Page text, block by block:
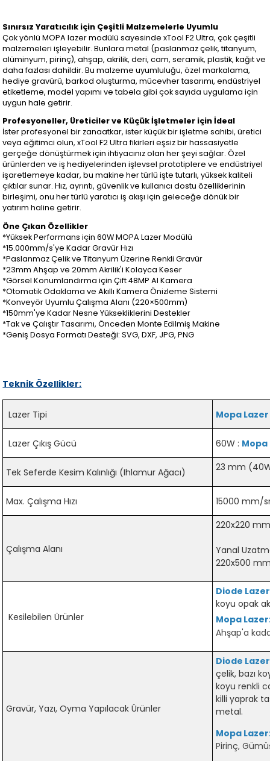
Sınırsız Yaratıcılık için Çeşitli Malzemelerle Uyumlu
Çok yönlü MOPA lazer modülü sayesinde xTool F2 Ultra, çok çeşitli
malzemeleri işleyebilir. Bunlara metal (paslanmaz çelik, titanyum,
alüminyum, pirinç), ahşap, akrilik, deri, cam, seramik, plastik, kağıt ve
daha fazlası dahildir. Bu malzeme uyumluluğu, özel markalama,
hediye gravürü, barkod oluşturma, mücevher tasarımı, endüstriyel
etiketleme, model yapımı ve tabela gibi çok sayıda uygulama için
uygun hale getirir.
Profesyoneller, Üreticiler ve Küçük İşletmeler için İdeal
İster profesyonel bir zanaatkar, ister küçük bir işletme sahibi, üretici
veya eğitimci olun, xTool F2 Ultra fikirleri eşsiz bir hassasiyetle
gerçeğe dönüştürmek için ihtiyacınız olan her şeyi sağlar. Özel
ürünlerden ve iş hediyelerinden işlevsel prototiplere ve endüstriyel
işaretlemeye kadar, bu makine her türlü işte tutarlı, yüksek kaliteli
çıktılar sunar. Hız, ayrıntı, güvenlik ve kullanıcı dostu özelliklerinin
birleşimi, onu her türlü yaratıcı iş akışı için geleceğe dönük bir
yatırım haline getirir.
Öne Çıkan Özellikler
*Yüksek Performans için 60W MOPA Lazer Modülü
*15.000mm/s'ye Kadar Gravür Hızı
*Paslanmaz Çelik ve Titanyum Üzerine Renkli Gravür
*23mm Ahşap ve 20mm Akrilik'i Kolayca Keser
*Görsel Konumlandırma için Çift 48MP AI Kamera
*Otomatik Odaklama ve Akıllı Kamera Önizleme Sistemi
*Konveyör Uyumlu Çalışma Alanı (220×500mm)
*150mm'ye Kadar Nesne Yüksekliklerini Destekler
*Tak ve Çalıştır Tasarımı, Önceden Monte Edilmiş Makine
*Geniş Dosya Formatı Desteği: SVG, DXF, JPG, PNG
Teknik Özellikler:
Lazer Tipi Mopa Lazer
Lazer Çıkış Gücü 60W : Mopa
Tek Seferde Kesim Kalınlığı (Ihlamur Ağacı) 23 mm
Max. Çalışma Hızı 15000 mm/
Çalışma Alanı
220x220
Yanal
220x500
Kesilebilen Ürünler
Diode Lazer
koyu opak
Mopa
Ahşap'a
Gravür, Yazı, Oyma Yapılacak Ürünler
Diode
çelik, bazı
koyu renkli
killi yaprak
metal.
Mopa
Pirinç,